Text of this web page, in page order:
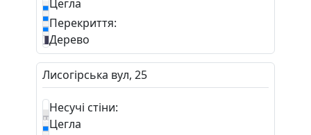
Цегла
Перекриття:
Дерево
Лисогірська вул, 25
Несучі стіни:
Цегла